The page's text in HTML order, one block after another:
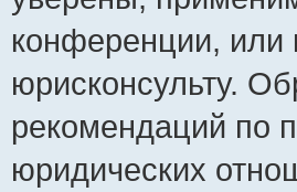
конференции, или
юрисконсульту.
рекомендаций по
юридических